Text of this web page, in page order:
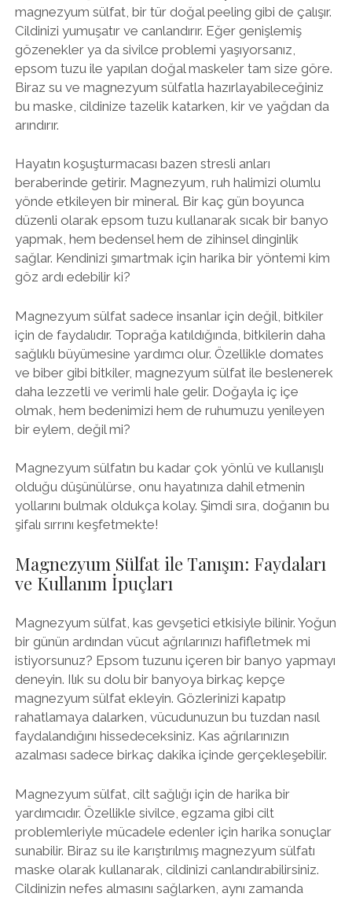
magnezyum sülfat, bir tür doğal peeling gibi de çalışır.
Cildinizi yumuşatır ve canlandırır. Eğer genişlemiş
gözenekler ya da sivilce problemi yaşıyorsanız,
epsom tuzu ile yapılan doğal maskeler tam size göre.
Biraz su ve magnezyum sülfatla hazırlayabileceğiniz
bu maske, cildinize tazelik katarken, kir ve yağdan da
arındırır.
Hayatın koşuşturmacası bazen stresli anları
beraberinde getirir. Magnezyum, ruh halimizi olumlu
yönde etkileyen bir mineral. Bir kaç gün boyunca
düzenli olarak epsom tuzu kullanarak sıcak bir banyo
yapmak, hem bedensel hem de zihinsel dinginlik
sağlar. Kendinizi şımartmak için harika bir yöntemi kim
göz ardı edebilir ki?
Magnezyum sülfat sadece insanlar için değil, bitkiler
için de faydalıdır. Toprağa katıldığında, bitkilerin daha
sağlıklı büyümesine yardımcı olur. Özellikle domates
ve biber gibi bitkiler, magnezyum sülfat ile beslenerek
daha lezzetli ve verimli hale gelir. Doğayla iç içe
olmak, hem bedenimizi hem de ruhumuzu yenileyen
bir eylem, değil mi?
Magnezyum sülfatın bu kadar çok yönlü ve kullanışlı
olduğu düşünülürse, onu hayatınıza dahil etmenin
yollarını bulmak oldukça kolay. Şimdi sıra, doğanın bu
şifalı sırrını keşfetmekte!
Magnezyum Sülfat ile Tanışın: Faydaları
ve Kullanım İpuçları
Magnezyum sülfat, kas gevşetici etkisiyle bilinir. Yoğun
bir günün ardından vücut ağrılarınızı hafifletmek mi
istiyorsunuz? Epsom tuzunu içeren bir banyo yapmayı
deneyin. Ilık su dolu bir banyoya birkaç kepçe
magnezyum sülfat ekleyin. Gözlerinizi kapatıp
rahatlamaya dalarken, vücudunuzun bu tuzdan nasıl
faydalandığını hissedeceksiniz. Kas ağrılarınızın
azalması sadece birkaç dakika içinde gerçekleşebilir.
Magnezyum sülfat, cilt sağlığı için de harika bir
yardımcıdır. Özellikle sivilce, egzama gibi cilt
problemleriyle mücadele edenler için harika sonuçlar
sunabilir. Biraz su ile karıştırılmış magnezyum sülfatı
maske olarak kullanarak, cildinizi canlandırabilirsiniz.
Cildinizin nefes almasını sağlarken, aynı zamanda